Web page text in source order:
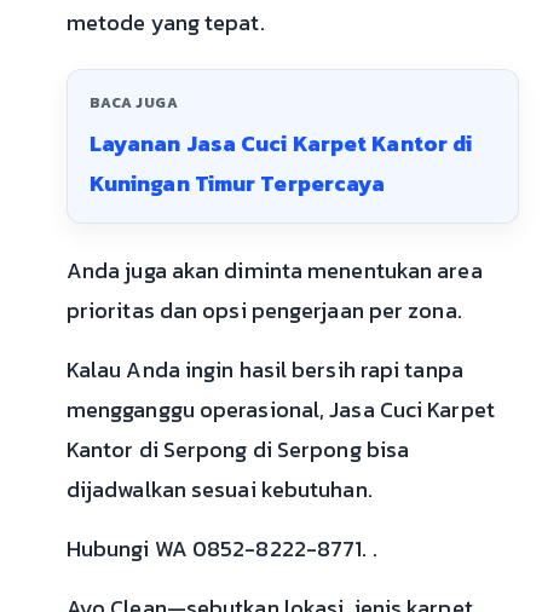
metode yang tepat.
BACA JUGA
Layanan Jasa Cuci Karpet Kantor di
Kuningan Timur Terpercaya
Anda juga akan diminta menentukan area
prioritas dan opsi pengerjaan per zona.
Kalau Anda ingin hasil bersih rapi tanpa
mengganggu operasional, Jasa Cuci Karpet
Kantor di Serpong di Serpong bisa
dijadwalkan sesuai kebutuhan.
Hubungi WA 0852-8222-8771. .